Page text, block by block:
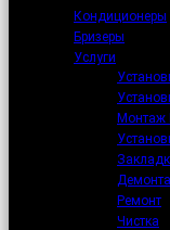
Кондиционеры
Бризеры
Услуги
Монтаж
Ремонт
Чистка